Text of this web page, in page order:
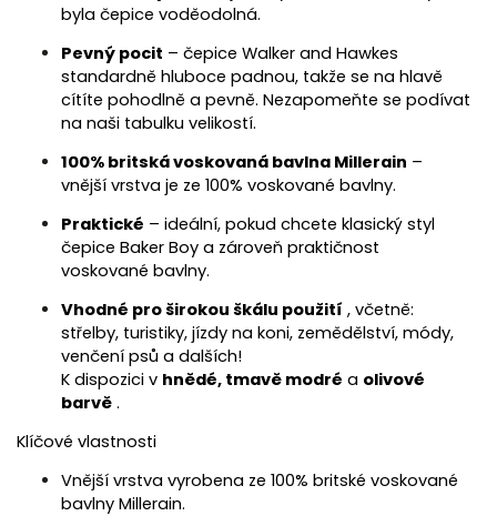
byla čepice voděodolná.
Pevný pocit – čepice Walker and Hawkes
standardně hluboce padnou, takže se na hlavě
cítíte pohodlně a pevně. Nezapomeňte se podívat
na naši tabulku velikostí.
100% britská voskovaná bavlna Millerain –
vnější vrstva je ze 100% voskované bavlny.
Praktické – ideální, pokud chcete klasický styl
čepice Baker Boy a zároveň praktičnost
voskované bavlny.
Vhodné pro širokou škálu použití , včetně:
střelby, turistiky, jízdy na koni, zemědělství, módy,
venčení psů a dalších!
K dispozici v hnědé, tmavě modré a olivové
barvě .
Klíčové vlastnosti
Vnější vrstva vyrobena ze 100% britské voskované
bavlny Millerain.